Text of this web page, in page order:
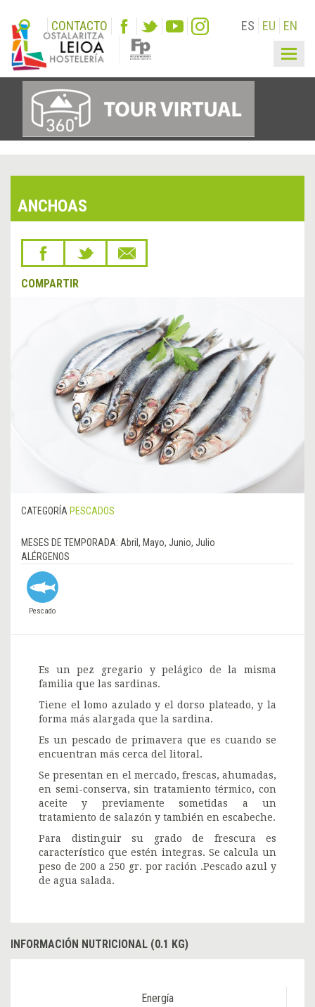
CONTACTO ES EU EN
ANCHOAS
COMPARTIR
CATEGORÍA PESCADOS
MESES DE TEMPORADA: Abril, Mayo, Junio, Julio
ALÉRGENOS
Pescado
Es un pez gregario y pelágico de la misma
familia que las sardinas.
Tiene el lomo azulado y el dorso plateado, y la
forma más alargada que la sardina.
Es un pescado de primavera que es cuando se
encuentran más cerca del litoral.
Se presentan en el mercado, frescas, ahumadas,
en semi-conserva, sin tratamiento térmico, con
aceite y previamente sometidas a un
tratamiento de salazón y también en escabeche.
Para distinguir su grado de frescura es
característico que estén integras. Se calcula un
peso de 200 a 250 gr. por ración .Pescado azul y
de agua salada.
INFORMACIÓN NUTRICIONAL (0.1 KG)
Energía